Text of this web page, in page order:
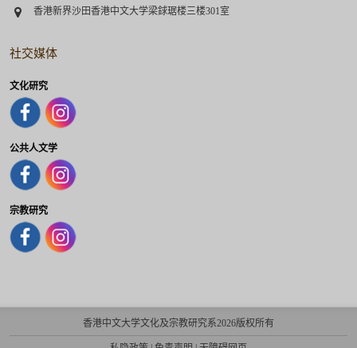
Address
香港新界沙田香港中文大学梁銶琚楼三楼301室
社交媒体
文化研究
公共人文学
宗教研究
香港中文大学文化及宗教研究系2026版权所有